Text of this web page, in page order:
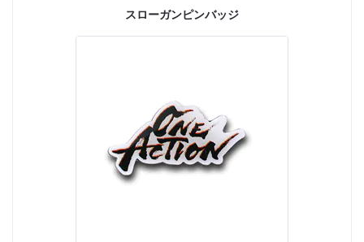
スローガンピンバッジ